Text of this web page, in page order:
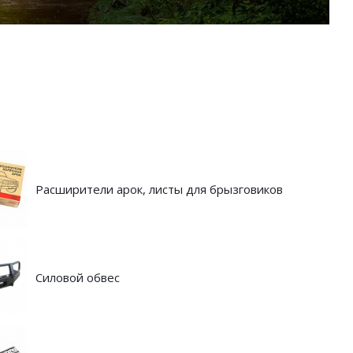
Расширители арок, листы для брызговиков
Силовой обвес